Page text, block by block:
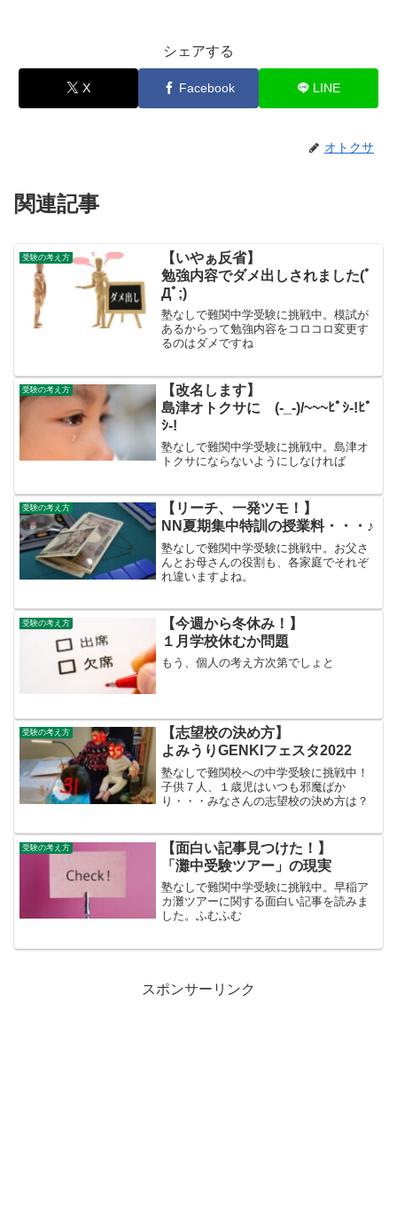
シェアする
X Facebook LINE
オトクサ
関連記事
受験の考え方
【いやぁ反省】
勉強内容でダメ出しされました(ﾟ
Дﾟ;)
塾なしで難関中学受験に挑戦中。模試が
あるからって勉強内容をコロコロ変更す
るのはダメですね
受験の考え方
【改名します】
島津オトクサに (-_-)/~~~ﾋﾟｼ‐!ﾋﾟ
ｼ‐!
塾なしで難関中学受験に挑戦中。島津オ
トクサにならないようにしなければ
受験の考え方
【リーチ、一発ツモ！】
NN夏期集中特訓の授業料・・・♪
塾なしで難関中学受験に挑戦中。お父さ
んとお母さんの役割も、各家庭でそれぞ
れ違いますよね。
受験の考え方
【今週から冬休み！】
１月学校休むか問題
もう、個人の考え方次第でしょと
受験の考え方
【志望校の決め方】
よみうりGENKIフェスタ2022
塾なしで難関校への中学受験に挑戦中！
子供７人、１歳児はいつも邪魔ばか
り・・・みなさんの志望校の決め方は？
受験の考え方
【面白い記事見つけた！】
「灘中受験ツアー」の現実
塾なしで難関中学受験に挑戦中。早稲ア
カ灘ツアーに関する面白い記事を読みま
した。ふむふむ
スポンサーリンク